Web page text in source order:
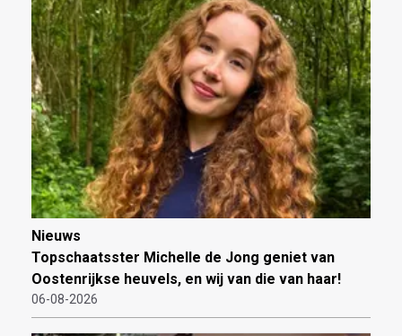
Nieuws
Topschaatsster Michelle de Jong geniet van
Oostenrijkse heuvels, en wij van die van haar!
06-08-2026